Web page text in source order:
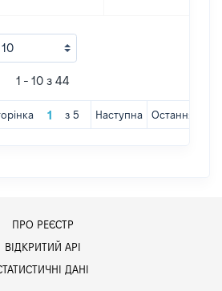
1 - 10 з 44
з 5 Наступна Остання
ПРО РЕЄСТР
ВІДКРИТИЙ АРІ
ДАНІ